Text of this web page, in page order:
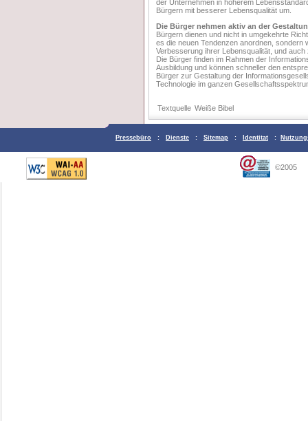
der Unternehmen in höherem
Bürgern mit besserer Lebensqualität um.
Die Bürger nehmen aktiv an der
Bürgern dienen und nicht in umgekehrte
es die neuen Tendenzen anordnen, sondern
Verbesserung ihrer Lebensqualität, und
Die Bürger finden im Rahmen der
Ausbildung und können schneller den
Bürger zur Gestaltung der
Technologie im ganzen
Textquelle Weiße Bibel
Pressebüro : Dienste : Sitemap : Identitat :
©2005